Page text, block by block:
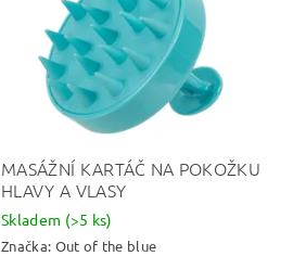
MASÁŽNÍ KARTÁČ NA POKOŽKU
HLAVY A VLASY
Skladem (>5 ks)
Značka: Out of the blue